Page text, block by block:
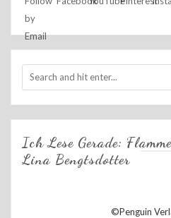
Ich Lese Gerade:
Lina Bengtsdotter
©Penguin